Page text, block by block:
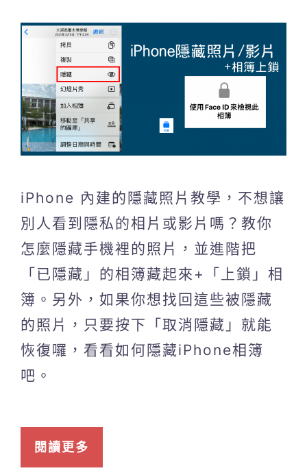
iPhone 內建的隱藏照片教學，不想讓
別人看到隱私的相片或影片嗎？教你
怎麼隱藏手機裡的照片，並進階把
「已隱藏」的相簿藏起來+「上鎖」相
簿。另外，如果你想找回這些被隱藏
的照片，只要按下「取消隱藏」就能
恢復囉，看看如何隱藏iPhone相簿
吧。
閱讀更多